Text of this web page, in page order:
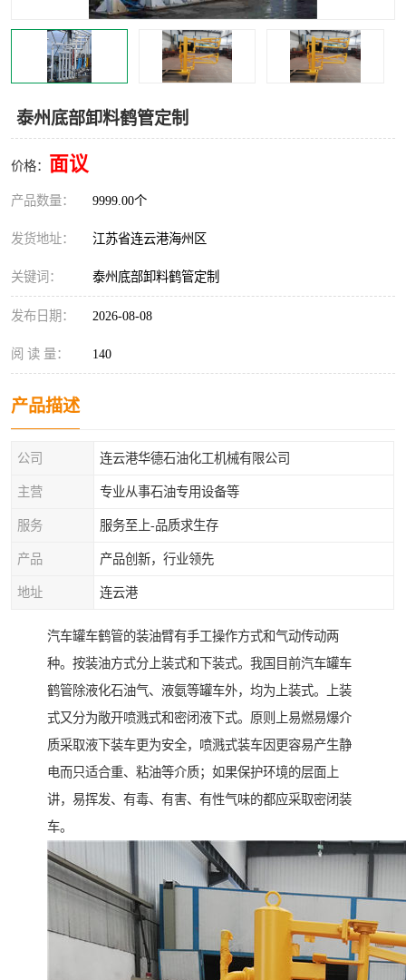
泰州底部卸料鹤管定制
价格： 面议
产品数量： 9999.00个
发货地址： 江苏省连云港海州区
关键词： 泰州底部卸料鹤管定制
发布日期： 2026-08-08
阅 读 量： 140
产品描述
公司 连云港华德石油化工机械有限公司
主营 专业从事石油专用设备等
服务 服务至上-品质求生存
产品 产品创新，行业领先
地址 连云港
汽车罐车鹤管的装油臂有手工操作方式和气动传动两
种。按装油方式分上装式和下装式。我国目前汽车罐车
鹤管除液化石油气、液氨等罐车外，均为上装式。上装
式又分为敞开喷溅式和密闭液下式。原则上易燃易爆介
质采取液下装车更为安全，喷溅式装车因更容易产生静
电而只适合重、粘油等介质；如果保护环境的层面上
讲，易挥发、有毒、有害、有性气味的都应采取密闭装
车。
底部鹤管 低温鹤管
浮动出油装置 鹤管
车臂